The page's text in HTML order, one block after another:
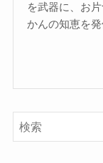
を武器に、お
かんの知恵を発